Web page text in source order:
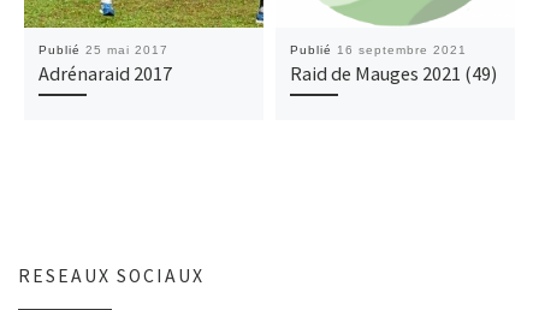
Publié 25 mai 2017
Adrénaraid 2017
Publié 16 septembre 2021
Raid de Mauges 2021 (49)
RESEAUX SOCIAUX